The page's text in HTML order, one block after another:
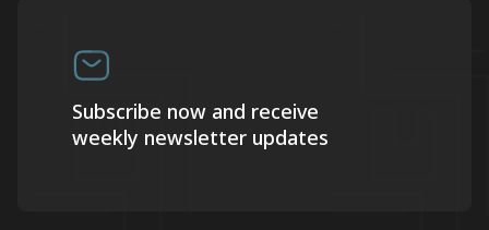
Subscribe now and receive
weekly newsletter updates